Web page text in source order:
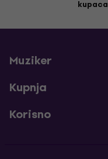
kupaca
Muziker
Kupnja
Korisno